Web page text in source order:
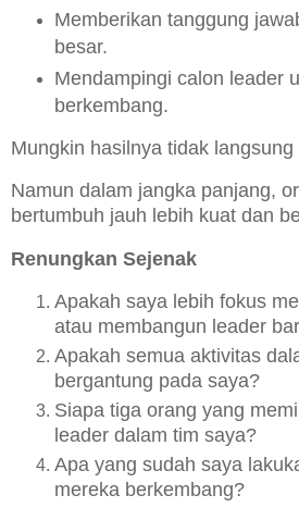
Memberikan tanggung
besar.
Mendampingi calon leader
berkembang.
Mungkin hasilnya tidak langsung
Namun dalam jangka panjang,
bertumbuh jauh lebih kuat dan
Renungkan Sejenak
Apakah saya lebih fokus
atau membangun leader
Apakah semua aktivitas
bergantung pada saya?
Siapa tiga orang yang
leader dalam tim saya?
Apa yang sudah saya
mereka berkembang?